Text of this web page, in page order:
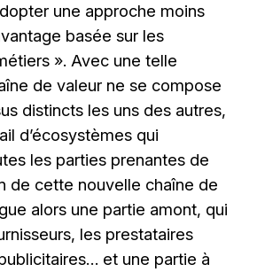
une approche moins
basée sur les
». Avec une telle
de valeur ne se compose
distincts les uns des autres,
d’écosystèmes qui
les parties prenantes de
de cette nouvelle chaîne de
alors une partie amont, qui
les prestataires
et une partie à